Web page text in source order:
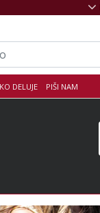
DELUJE PIŠI NAM